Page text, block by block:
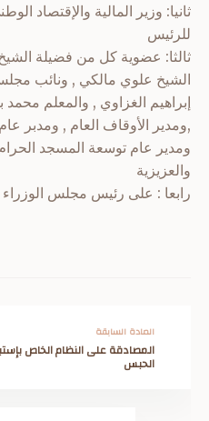
ثانيا: وزير المالية والإقتصاد
للرئيس
ثالثا: عضوية كل من فضيلة
الشيخ علوي مالكي , ونائب
إبراهيم الغزاوي , والمعلم محمد
,ومدير الأوقاف العام , ومدبر
ومدير عام توسعة المسجد
والعزيزية
رابعا : على رئيس مجلس
المادة السابقة
المصادقة على النظام الخاص
الحبس